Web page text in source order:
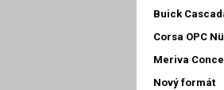
Buick
Corsa OPC
Meriva
Nový formát